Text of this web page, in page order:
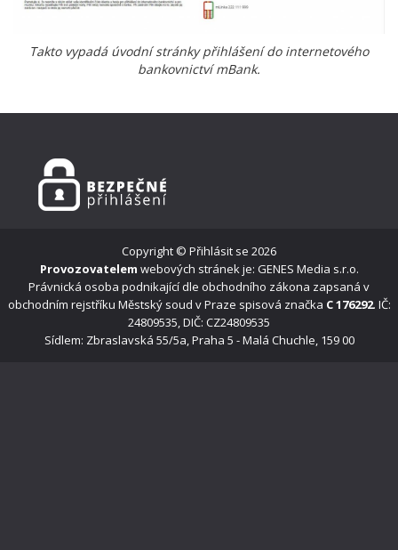
Takto vypadá úvodní stránky přihlášení do internetového
bankovnictví mBank.
Copyright © Přihlásit se 2026
Provozovatelem webových stránek je: GENES Media s.r.o.
Právnická osoba podnikající dle obchodního zákona zapsaná v
obchodním rejstříku Městský soud v Praze spisová značka C 176292. IČ:
24809535, DIČ: CZ24809535
Sídlem: Zbraslavská 55/5a, Praha 5 - Malá Chuchle, 159 00